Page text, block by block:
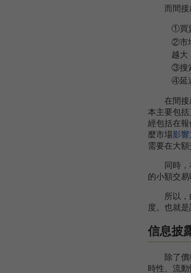
而間接
①買
②市
越大
③搜
④延
在間接
本主要包括
經包括在
麼市場影
需要在大
同時，在
的小額交
所以，由
度。也就是
信息披
除了價格
時性、流動